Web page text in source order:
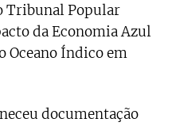
Tribunal Popular
da Economia Azul
Oceano Índico em
documentação